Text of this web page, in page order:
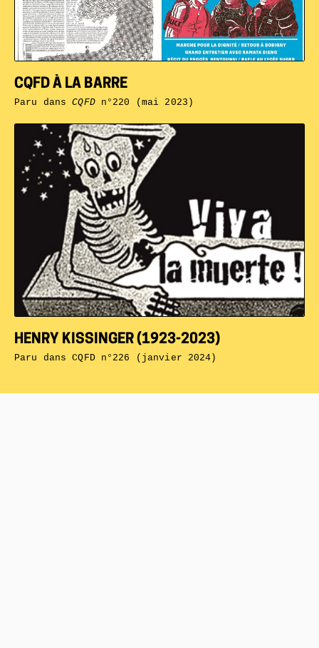
HENRY KISSINGER (1923-2023)
Paru dansCQFD n°226 (janvier 2024)
CQFD À LA BARRE
Paru dansCQFDn°220 (mai 2023)